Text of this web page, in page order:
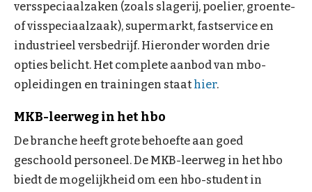
versspeciaalzaken (zoals slagerij, poelier, groente-
of visspeciaalzaak), supermarkt, fastservice en
industrieel versbedrijf. Hieronder worden drie
opties belicht. Het complete aanbod van mbo-
opleidingen en trainingen staat hier.
MKB-leerweg in het hbo
De branche heeft grote behoefte aan goed
geschoold personeel. De MKB-leerweg in het hbo
biedt de mogelijkheid om een hbo-student in